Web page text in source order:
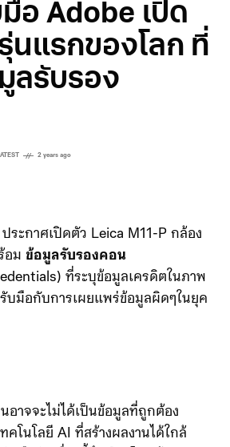
อ Adobe เปิด
นแรกของโลก ที่
ลรับรอง
2 years ago
ประกาศเปิดตัว Leica M11-P กล้อง
อม ข้อมูลรับรองคอน
ที่ระบุข้อมูลเครดิตในภาพ
บมือกับการเผยแพร่ข้อมูลผิดๆในยุค
อาจจะไม่ได้เป็นข้อมูลที่ถูกต้อง
คโนโลยี AI ที่สร้างผลงานได้ใกล้